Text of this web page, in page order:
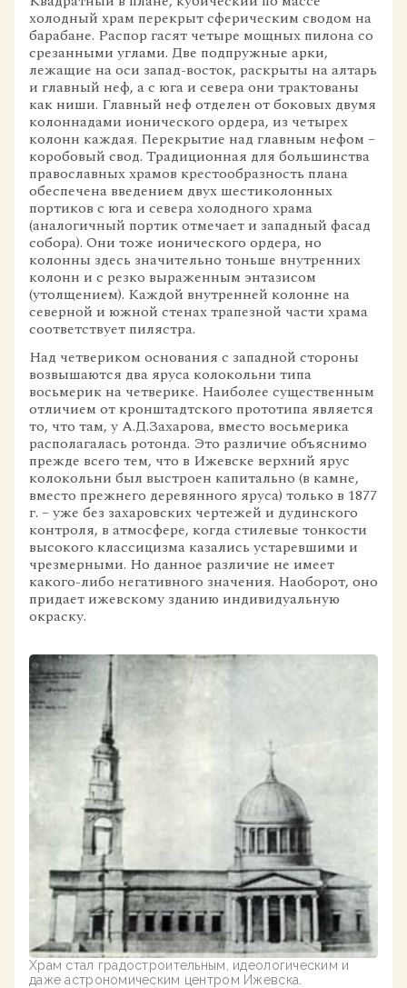
холодный храм перекрыт сферическим сводом на
барабане. Распор гасят четыре мощных пилона со
срезанными углами. Две подпружные арки,
лежащие на оси запад-восток, раскрыты на алтарь
и главный неф, а с юга и севера они трактованы
как ниши. Главный неф отделен от боковых двумя
колоннадами ионического ордера, из четырех
колонн каждая. Перекрытие над главным нефом –
коробовый свод. Традиционная для большинства
православных храмов крестообразность плана
обеспечена введением двух шестиколонных
портиков с юга и севера холодного храма
(аналогичный портик отмечает и западный фасад
собора). Они тоже ионического ордера, но
колонны здесь значительно тоньше внутренних
колонн и с резко выраженным энтазисом
(утолщением). Каждой внутренней колонне на
северной и южной стенах трапезной части храма
соответствует пилястра.
Над четвериком основания с западной стороны
возвышаются два яруса колокольни типа
восьмерик на четверике. Наиболее существенным
отличием от кронштадтского прототипа является
то, что там, у А.Д.Захарова, вместо восьмерика
располагалась ротонда. Это различие объяснимо
прежде всего тем, что в Ижевске верхний ярус
колокольни был выстроен капитально (в камне,
вместо прежнего деревянного яруса) только в 1877
г. – уже без захаровских чертежей и дудинского
контроля, в атмосфере, когда стилевые тонкости
высокого классицизма казались устаревшими и
чрезмерными. Но данное различие не имеет
какого-либо негативного значения. Наоборот, оно
придает ижевскому зданию индивидуальную
окраску.
Храм стал градостроительным, идеологическим и
даже астрономическим центром Ижевска.